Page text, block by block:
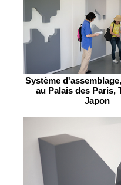
Système
au Palais des Paris,
Japon